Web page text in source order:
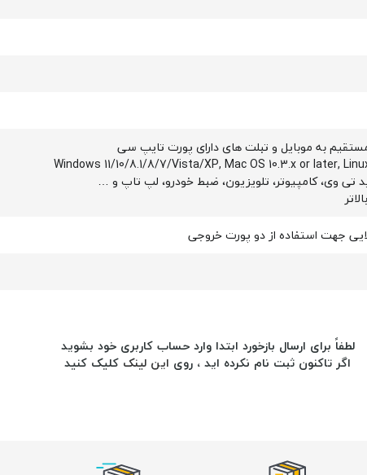
به موبایل و تبلت های دارای پورت تایپ سی
Windows 11/10/8.1/8/7/Vista/XP, Mac OS 10.3.x or later,
تی وی، کامپیوتر، تلویزیون، ضبط خودرو، لپ تاپ و …
جهت استفاده از دو پورت خروجی
لطفاً برای ارسال بازخورد ابتدا وارد حساب کاربری خود بشوید
اگر تاکنون ثبت نام نکرده اید ، روی این لینک کلیک کنید